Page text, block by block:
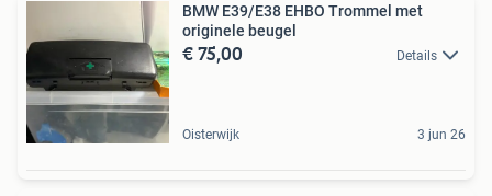
BMW E39/E38 EHBO Trommel met
originele beugel
€ 75,00 Details
Oisterwijk 3 jun 26